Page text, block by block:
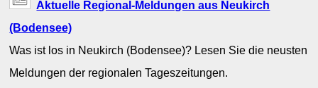
Aktuelle Regional-Meldungen aus Neukirch
(Bodensee)
Was ist los in Neukirch (Bodensee)? Lesen Sie die neusten
Meldungen der regionalen Tageszeitungen.